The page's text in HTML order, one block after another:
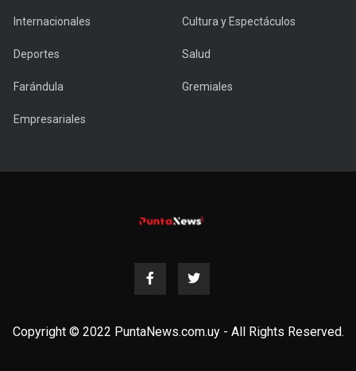
Internacionales Cultura y Espectáculos
Deportes Salud
Farándula Gremiales
Empresariales
Copyright © 2022 PuntaNews.com.uy - All Rights Reserved.